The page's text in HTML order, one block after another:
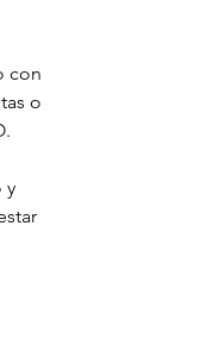
con
o
y